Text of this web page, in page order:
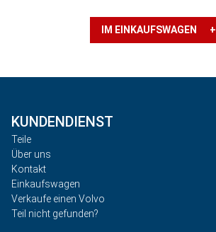
IM EINKAUFSWAGEN +
KUNDENDIENST
Teile
Über uns
Kontakt
Einkaufswagen
Verkaufe einen Volvo
Teil nicht gefunden?